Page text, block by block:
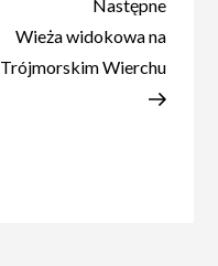
oka
na
wpis
Następne
Wieża widokowa na
Trójmorskim Wierchu